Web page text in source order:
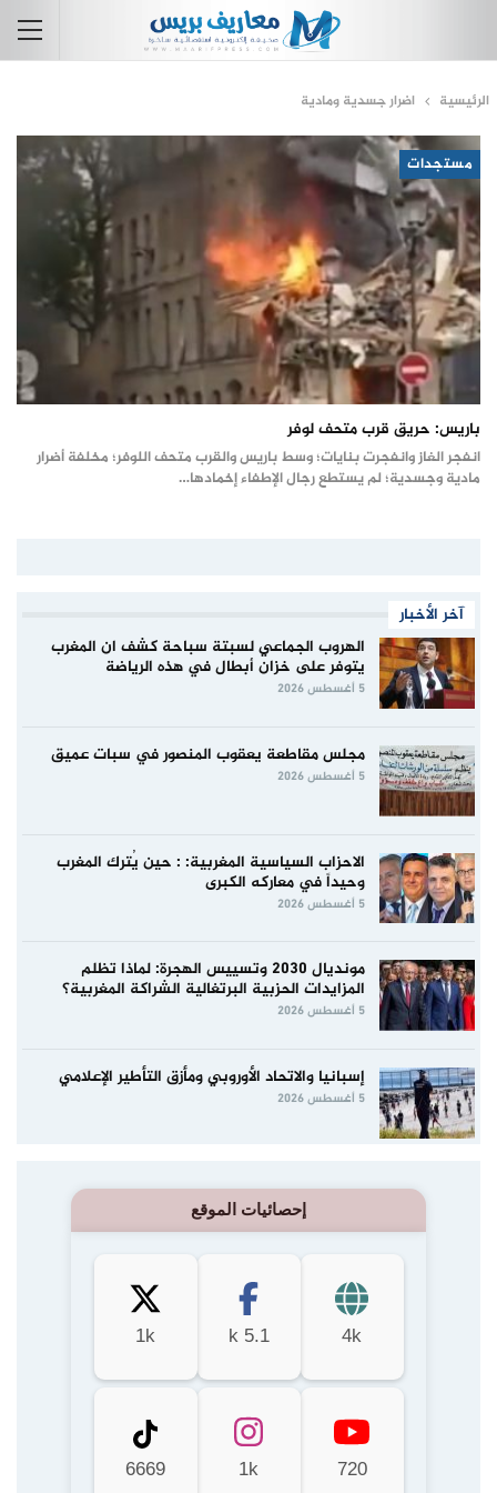
الرئيسية اضرار جسدية ومادية
مستجدات
باريس: حريق قرب متحف لوفر
انفجر الغاز وانفجرت بنايات؛ وسط باريس والقرب متحف اللوفر؛ مخلفة أضرار
مادية وجسدية؛ لم يستطع رجال الإطفاء إخمادها…
آخر الأخبار
الهروب الجماعي لسبتة سباحة كشف ان المغرب
يتوفر على خزان أبطال في هذه الرياضة
5 أغسطس 2026
مجلس مقاطعة يعقوب المنصور في سبات عميق
5 أغسطس 2026
الاحزاب السياسية المغربية: : حين يُترك المغرب
وحيداً في معاركه الكبرى
5 أغسطس 2026
مونديال 2030 وتسييس الهجرة: لماذا تظلم
المزايدات الحزبية البرتغالية الشراكة المغربية؟
5 أغسطس 2026
إسبانيا والاتحاد الأوروبي ومأزق التأطير الإعلامي
5 أغسطس 2026
إحصائيات الموقع
4k
5.1 k
1k
720
1k
6669